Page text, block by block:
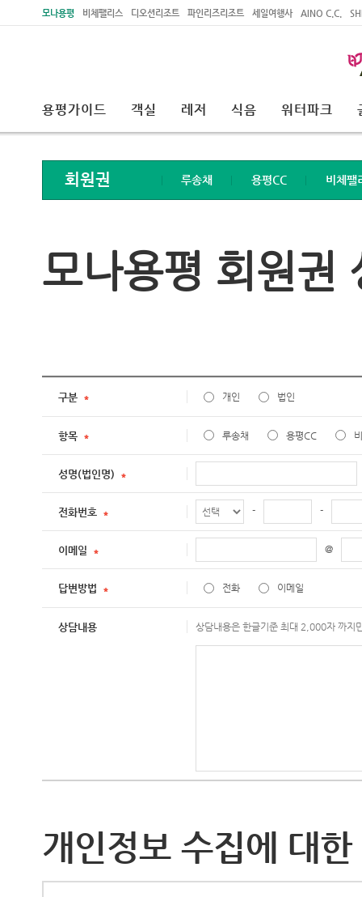
모나용평 비체팰리스 디오션리조트 파인리즈리조트 세일여행사 AINO C.C.
용평가이드 객실 레저 식음 워터파크
회원권 루송채 용평CC 비체팰
모나용평 회원권
구분 개인 법인
항목 루송채 용평CC
성명(법인명)
전화번호 - -
이메일 @
답변방법 전화 이메일
상담내용 상담내용은 한글기준 최대 2,000자 까지
개인정보 수집에 대